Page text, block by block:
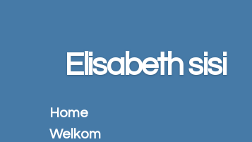
Elisabeth sisi
Home
Welkom